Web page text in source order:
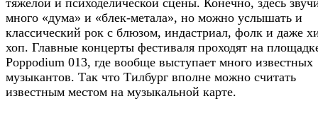
много «дума» и «блек-метала», но можно услышать и
классический рок с блюзом, индастриал, фолк и даже
хоп. Главные концерты фестиваля проходят на
Poppodium 013, где вообще выступает много известных
музыкантов. Так что Тилбург вполне можно считать
известным местом на музыкальной карте.